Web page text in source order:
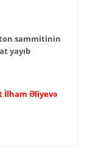
sammitinin
yayıb
İlham Əliyevə